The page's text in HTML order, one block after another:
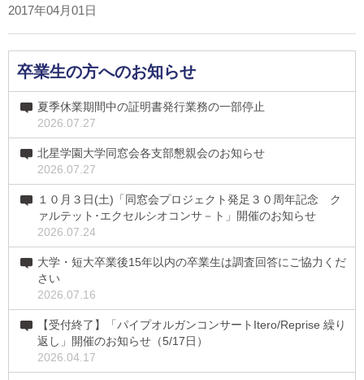
2017年04月01日
卒業生の方へのお知らせ
夏季休業期間中の証明書発行業務の一部停止
2026.07.27
北星学園大学同窓会各支部懇親会のお知らせ
2026.07.27
１０月３日(土)「同窓会プロジェクト発足３０周年記念 ク
ァルテット･エクセルシオコンサ－ト」開催のお知らせ
2026.07.24
大学・短大卒業後15年以内の卒業生は調査回答にご協力くだ
さい
2026.07.16
【受付終了】「パイプオルガンコンサートItero/Reprise 繰り
返し」開催のお知らせ（5/17日）
2026.04.17